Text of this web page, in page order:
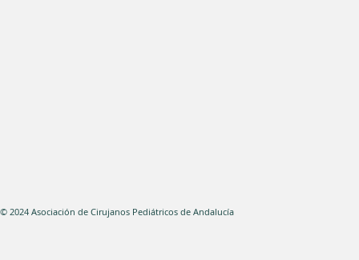
© 2024 Asociación de Cirujanos Pediátricos de